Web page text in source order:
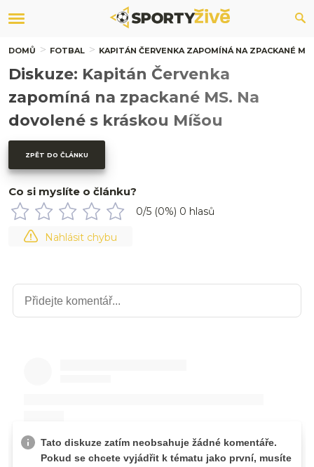
DOMŮ FOTBAL KAPITÁN ČERVENKA ZAPOMÍNÁ NA ZPACKANÉ
Diskuze: Kapitán Červenka
zapomíná na zpackané MS. Na
dovolené s kráskou Míšou
ZPĚT DO ČLÁNKU
Co si myslíte o článku?
0/5 (0%) 0 hlasů
Nahlásit chybu